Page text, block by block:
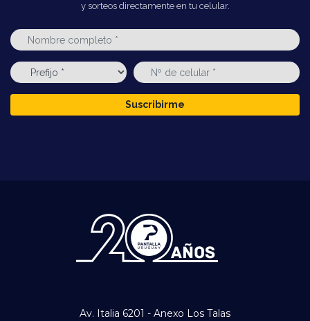
y sorteos directamente en tu celular.
Suscribirme
Av. Italia 6201 - Anexo Los Talas